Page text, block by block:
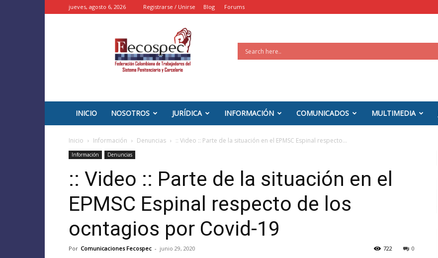
jueves, agosto 6, 2026 Registrarse / Unirse Blog Forums
FECOSPEC
INICIO NOSOTROS JURÍDICA INFORMACIÓN COMUNICADOS MULTIMEDIA
Inicio Información Denuncias :: Video :: Parte de la situación en el EPMSC Espinal respecto...
Información Denuncias
:: Video :: Parte de la situación en el
EPMSC Espinal respecto de los
ocntagios por Covid-19
Por Comunicaciones Fecospec - junio 29, 2020 0
722